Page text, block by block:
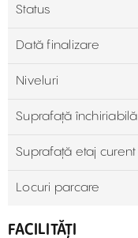
Status
Dată finalizare
Niveluri
Suprafață închiriabilă
Suprafață etaj curent
Locuri parcare
FACILITĂȚI